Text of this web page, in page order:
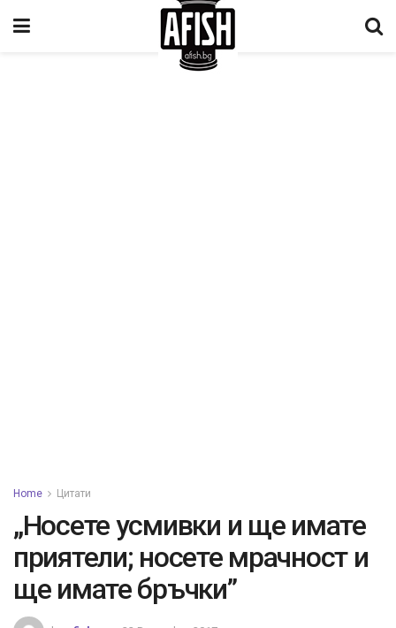
Home Цитати
„Носете усмивки и ще имате
приятели; носете мрачност и
ще имате бръчки”